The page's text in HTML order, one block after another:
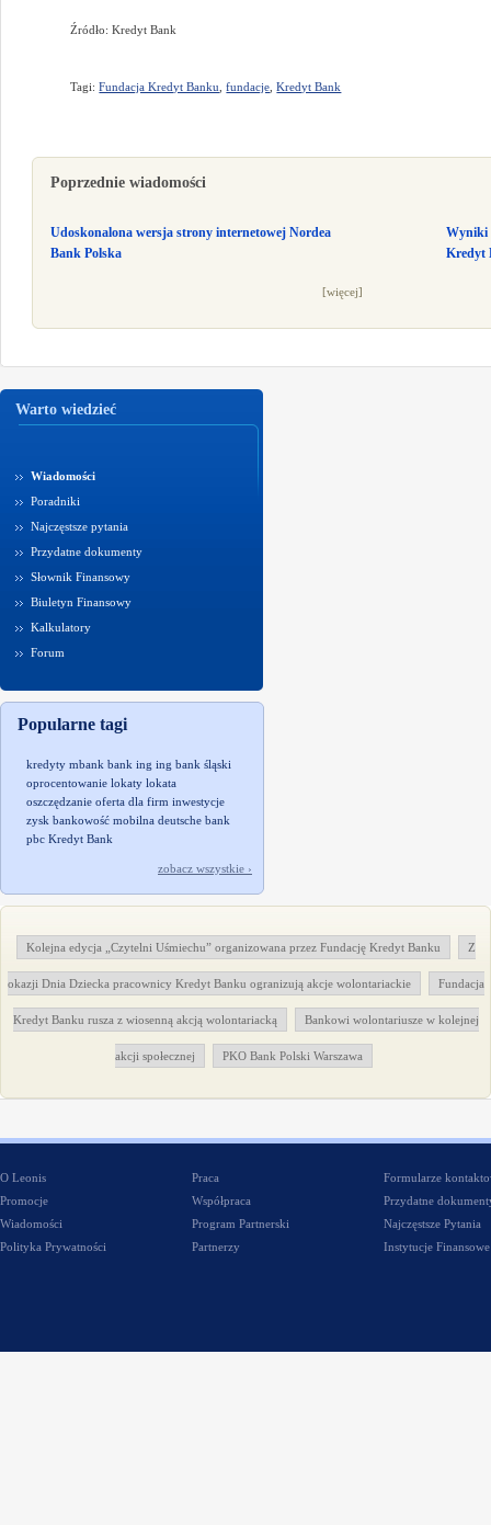
Źródło: Kredyt Bank
Tagi:Fundacja Kredyt Banku ,fundacje ,Kredyt Bank
Poprzednie wiadomości
Udoskonalona wersja strony internetowej Nordea
Bank Polska
[więcej]
Wyniki
Kredyt
Warto wiedzieć
Wiadomości
Poradniki
Najczęstsze pytania
Przydatne dokumenty
Słownik Finansowy
Biuletyn Finansowy
Kalkulatory
Forum
Popularne tagi
kredyty mbank bank ing ing bank śląski
oprocentowanie lokaty lokata
oszczędzanie oferta dla firm inwestycje
zysk bankowość mobilna deutsche bank
pbc Kredyt Bank
zobacz wszystkie ›
Kolejna edycja „Czytelni Uśmiechu” organizowana przez Fundację Kredyt Banku Z
okazji Dnia Dziecka pracownicy Kredyt Banku ogranizują akcje wolontariackie Fundacja
Kredyt Banku rusza z wiosenną akcją wolontariacką Bankowi wolontariusze w kolejnej
akcji społecznej PKO Bank Polski Warszawa
O Leonis
Promocje
Wiadomości
Polityka Prywatności
Praca
Współpraca
Program Partnerski
Partnerzy
Formularze
Przydatne
Najczęstsze Pytania
Instytucje Finansowe